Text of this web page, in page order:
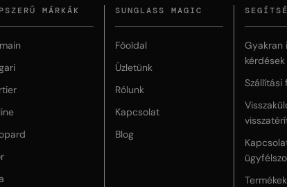
MÁRKÁK SUNGLASS MAGIC
Főoldal
Üzletünk
Rólunk
Kapcsolat
Blog
Gyakran
kérdések
Szállítási